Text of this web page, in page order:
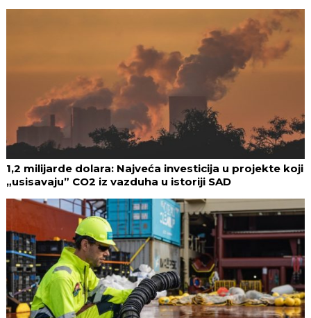
1,2 milijarde dolara: Najveća investicija u projekte koji
„usisavaju” CO2 iz vazduha u istoriji SAD